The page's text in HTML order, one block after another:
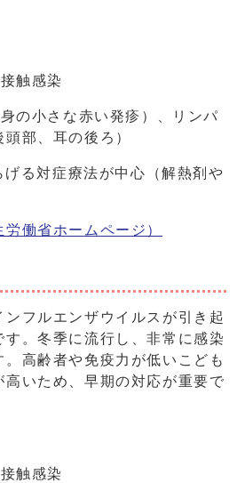
触感染
の小さな赤い発疹）、リンパ
部、耳の後ろ）
る対症療法が中心（解熱剤や
働省ホームページ）
フルエンザウイルスが引き起
す。冬季に流行し、非常に感染
高齢者や免疫力が低いこども
高いため、早期の対応が重要で
触感染